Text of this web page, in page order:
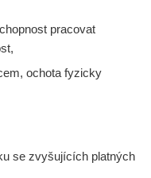
pracovat
ochota fyzicky
se zvyšujících platných